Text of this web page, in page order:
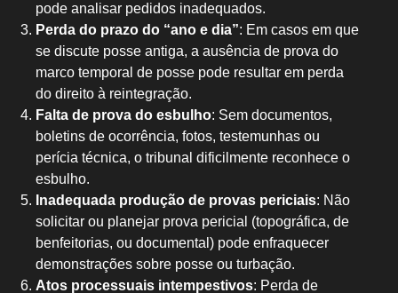
pode analisar pedidos inadequados.
Perda do prazo do “ano e dia”: Em casos em que
se discute posse antiga, a ausência de prova do
marco temporal de posse pode resultar em perda
do direito à reintegração.
Falta de prova do esbulho: Sem documentos,
boletins de ocorrência, fotos, testemunhas ou
perícia técnica, o tribunal dificilmente reconhece o
esbulho.
Inadequada produção de provas periciais: Não
solicitar ou planejar prova pericial (topográfica, de
benfeitorias, ou documental) pode enfraquecer
demonstrações sobre posse ou turbação.
Atos processuais intempestivos: Perda de